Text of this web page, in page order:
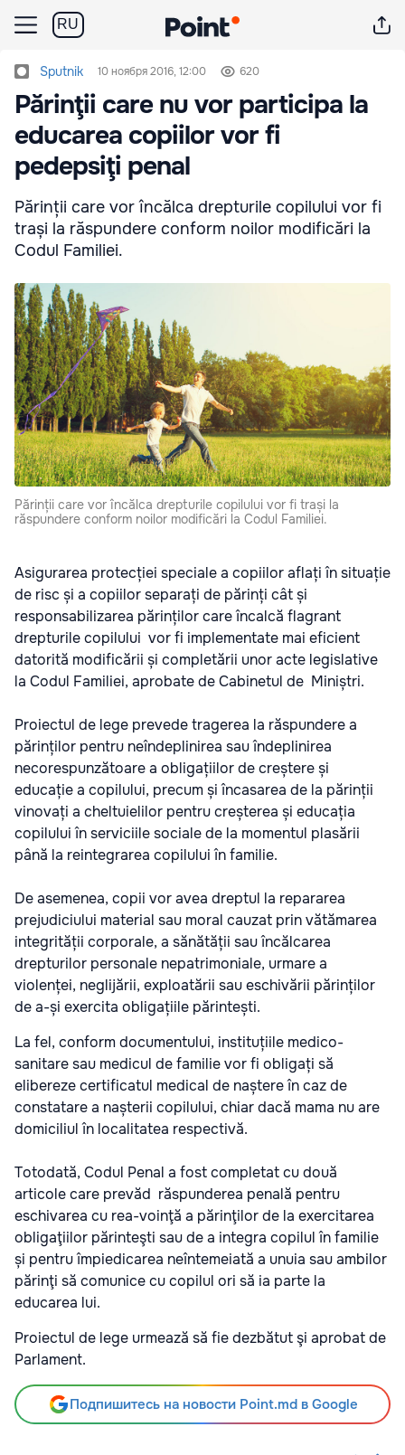
RU
Sputnik 10 ноября 2016, 12:00 620
Părinţii care nu vor participa la
educarea copiilor vor fi
pedepsiţi penal
Părinții care vor încălca drepturile copilului vor fi
trași la răspundere conform noilor modificări la
Codul Familiei.
Părinții care vor încălca drepturile copilului vor fi trași la
răspundere conform noilor modificări la Codul Familiei.
Asigurarea protecției speciale a copiilor aflați în situație
de risc și a copiilor separați de părinți cât și
responsabilizarea părinților care încalcă flagrant
drepturile copilului vor fi implementate mai eficient
datorită modificării și completării unor acte legislative
la Codul Familiei, aprobate de Cabinetul de Miniștri.
Proiectul de lege prevede tragerea la răspundere a
părinților pentru neîndeplinirea sau îndeplinirea
necorespunzătoare a obligațiilor de creștere și
educație a copilului, precum și încasarea de la părinții
vinovați a cheltuielilor pentru creșterea și educația
copilului în serviciile sociale de la momentul plasării
până la reintegrarea copilului în familie.
De asemenea, copii vor avea dreptul la repararea
prejudiciului material sau moral cauzat prin vătămarea
integrității corporale, a sănătății sau încălcarea
drepturilor personale nepatrimoniale, urmare a
violenței, neglijării, exploatării sau eschivării părinților
de a-și exercita obligațiile părintești.
La fel, conform documentului, instituțiile medico-
sanitare sau medicul de familie vor fi obligați să
elibereze certificatul medical de naștere în caz de
constatare a nașterii copilului, chiar dacă mama nu are
domiciliul în localitatea respectivă.
Totodată, Codul Penal a fost completat cu două
articole care prevăd răspunderea penală pentru
eschivarea cu rea-voinţă a părinţilor de la exercitarea
obligaţiilor părinteşti sau de a integra copilul în familie
și pentru împiedicarea neîntemeiată a unuia sau ambilor
părinţi să comunice cu copilul ori să ia parte la
educarea lui.
Proiectul de lege urmează să fie dezbătut şi aprobat de
Parlament.
Подпишитесь на новости Point.md в Google